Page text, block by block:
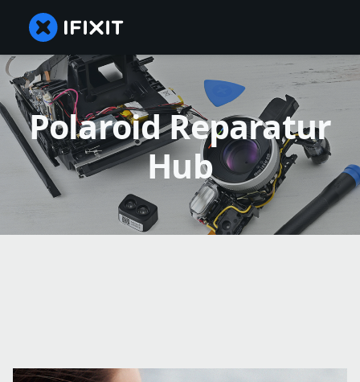
Polaroid Reparatur
Hub